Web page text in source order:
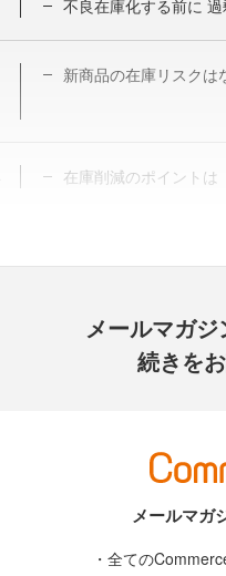
不良在庫化する前に
新商品の在庫リスクは
在庫削減のポイントは
メールマガ
続きを
メールマガ
・全ての